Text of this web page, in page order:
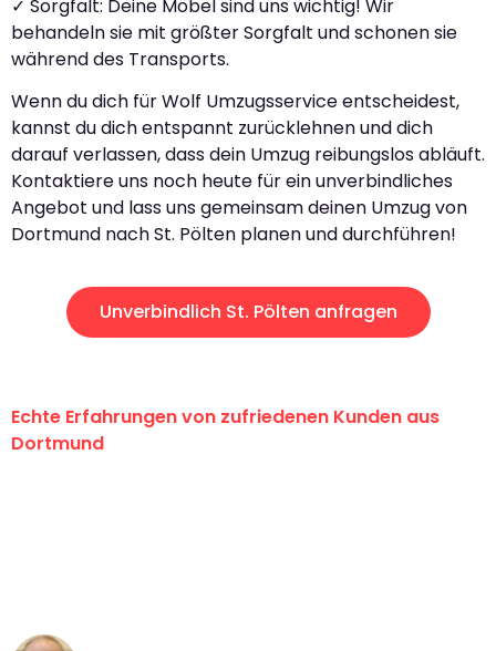
✓ Sorgfalt: Deine Möbel sind uns wichtig! Wir
behandeln sie mit größter Sorgfalt und schonen sie
während des Transports.
Wenn du dich für Wolf Umzugsservice entscheidest,
kannst du dich entspannt zurücklehnen und dich
darauf verlassen, dass dein Umzug reibungslos abläuft.
Kontaktiere uns noch heute für ein unverbindliches
Angebot und lass uns gemeinsam deinen Umzug von
Dortmund nach St. Pölten planen und durchführen!
Unverbindlich St. Pölten anfragen
Echte Erfahrungen von zufriedenen Kunden aus
Dortmund